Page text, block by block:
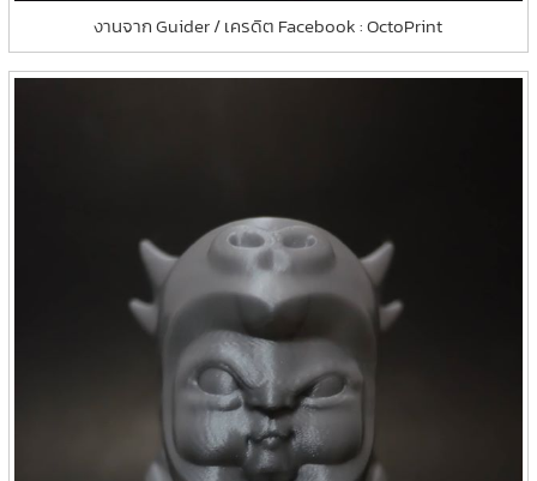
งานจาก Guider / เครดิต Facebook : OctoPrint